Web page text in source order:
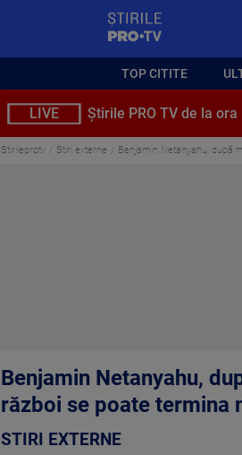
TOP CITITE
LIVE Știrile PRO TV de la ora
Stirileprotv Stiri externe Benjamin Netanyahu, după
Benjamin Netanyahu,
război se poate termina
STIRI EXTERNE